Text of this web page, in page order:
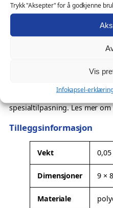
Trykk "Aksepter" for å godkjenne
Vis
Infokapsel-
a
t
Også velegnet som
butikkdisplay, gavepakker
kundegave eller profilgave
Ønsker du profilering?
Denne modellen kan leveres
spesialtilpasning. Les mer
Tilleggsinformasjon
A
t
t
ri
b
e
Vekt
Dimensjoner 9 ×
Materiale